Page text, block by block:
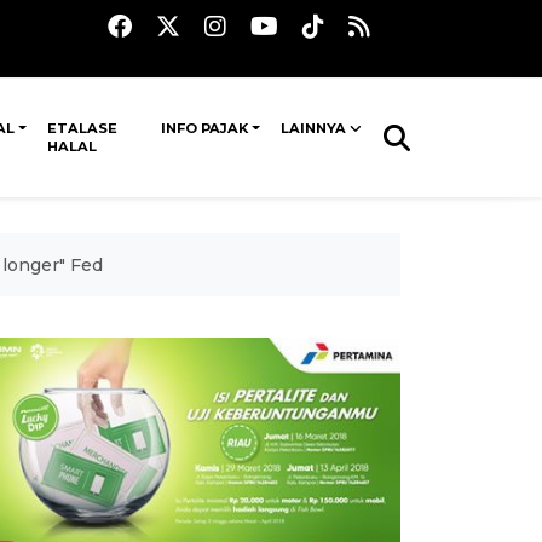
ETALASE
HALAL
INFO PAJAK LAINNYA
Fed